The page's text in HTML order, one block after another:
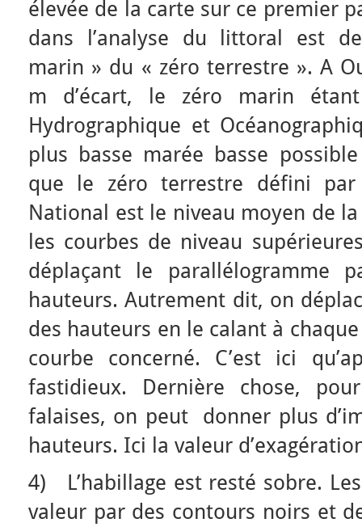
élevée de la carte sur ce premier
dans l’analyse du littoral est
marin » du « zéro terrestre ». A
m d’écart, le zéro marin
Hydrographique et
plus basse marée basse
que le zéro terrestre défini par
National est le niveau moyen de
les courbes de niveau
déplaçant le parallélogramme
hauteurs. Autrement dit, on
des hauteurs en le calant à
courbe concerné. C’est ici
fastidieux. Dernière chose,
falaises, on peut donner plus
hauteurs. Ici la valeur
4) L’habillage est resté sobre.
valeur par des contours noirs et